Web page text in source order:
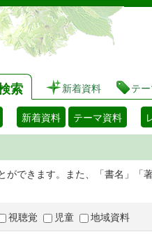
静岡
索 新着資料 テ
新着資料 テーマ資料
できます。また、「書名」「
視聴覚 児童 地域資料